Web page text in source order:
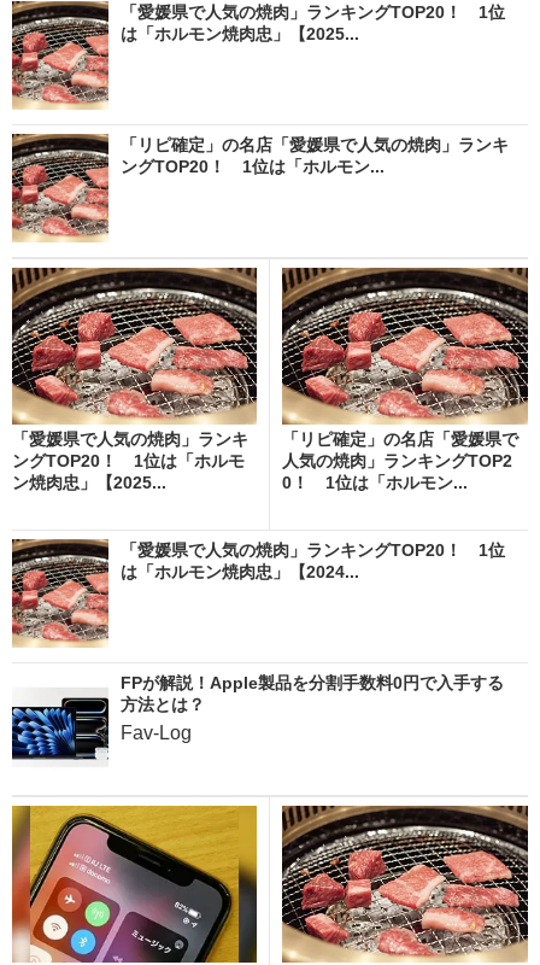
「愛媛県で人気の焼肉」ランキングTOP20！ 1位
は「ホルモン焼肉忠」【2025...
「リピ確定」の名店「愛媛県で人気の焼肉」ランキ
ングTOP20！ 1位は「ホルモン...
「愛媛県で人気の焼肉」ランキ
ングTOP20！ 1位は「ホルモ
ン焼肉忠」【2025...
「リピ確定」の名店「愛媛県で
人気の焼肉」ランキングTOP2
0！ 1位は「ホルモン...
「愛媛県で人気の焼肉」ランキングTOP20！ 1位
は「ホルモン焼肉忠」【2024...
FPが解説！Apple製品を分割手数料0円で入手する
方法とは？
Fav-Log